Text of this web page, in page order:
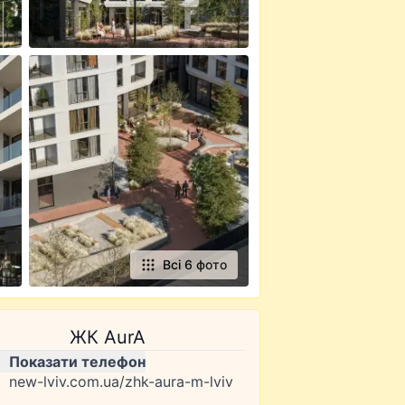
Всі 6 фото
ЖК AurA
Показати телефон
new-lviv.com.ua/zhk-aura-m-lviv